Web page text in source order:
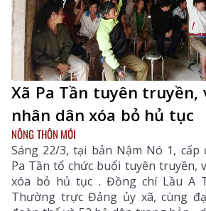
Xã Pa Tần tuyên truyền,
nhân dân xóa bỏ hủ tục
NÔNG THÔN MỚI
Sáng 22/3, tại bản Nậm Nó 1, cấp
Pa Tần tổ chức buổi tuyên truyền,
xóa bỏ hủ tục . Đồng chí Lầu A
Thường trực Đảng ủy xã, cùng